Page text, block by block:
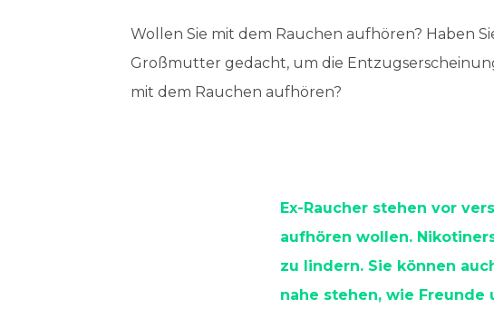
Wollen Sie mit dem Rauchen aufhören? Haben
Großmutter gedacht, um die
mit dem Rauchen aufhören?
Ex-Raucher stehen vor
aufhören wollen.
zu lindern. Sie können
nahe stehen, wie Freunde